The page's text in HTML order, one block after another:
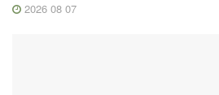
2026 08 07